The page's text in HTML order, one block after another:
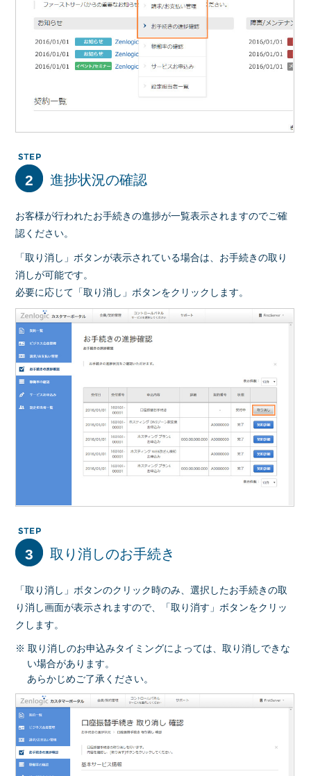
2 進捗状況の確認
お客様が行われたお手続きの進捗が一覧表示されますのでご確
認ください。
「取り消し」ボタンが表示されている場合は、お手続きの取り
消しが可能です。
必要に応じて「取り消し」ボタンをクリックします。
3 取り消しのお手続き
「取り消し」ボタンのクリック時のみ、選択したお手続きの取
り消し画面が表示されますので、「取り消す」ボタンをクリッ
クします。
※ 取り消しのお申込みタイミングによっては、取り消しできな
い場合があります。
あらかじめご了承ください。